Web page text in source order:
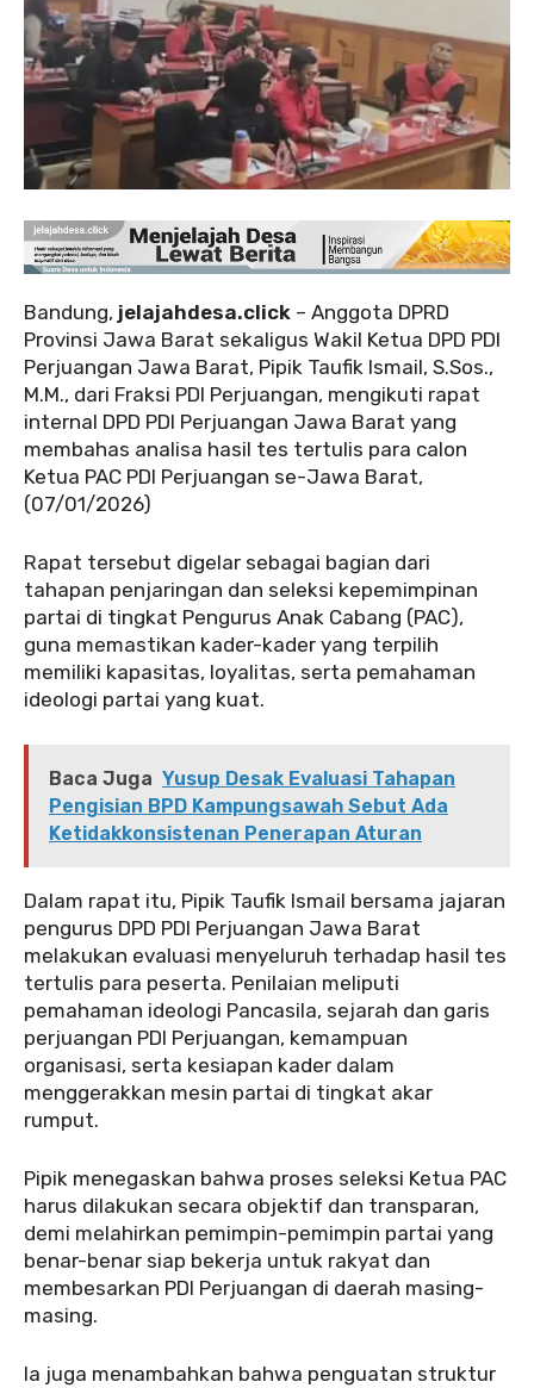
Bandung, jelajahdesa.click – Anggota DPRD
Provinsi Jawa Barat sekaligus Wakil Ketua DPD PDI
Perjuangan Jawa Barat, Pipik Taufik Ismail, S.Sos.,
M.M., dari Fraksi PDI Perjuangan, mengikuti rapat
internal DPD PDI Perjuangan Jawa Barat yang
membahas analisa hasil tes tertulis para calon
Ketua PAC PDI Perjuangan se-Jawa Barat,
(07/01/2026)
Rapat tersebut digelar sebagai bagian dari
tahapan penjaringan dan seleksi kepemimpinan
partai di tingkat Pengurus Anak Cabang (PAC),
guna memastikan kader-kader yang terpilih
memiliki kapasitas, loyalitas, serta pemahaman
ideologi partai yang kuat.
Baca Juga Yusup Desak Evaluasi Tahapan
Pengisian BPD Kampungsawah Sebut Ada
Ketidakkonsistenan Penerapan Aturan
Dalam rapat itu, Pipik Taufik Ismail bersama jajaran
pengurus DPD PDI Perjuangan Jawa Barat
melakukan evaluasi menyeluruh terhadap hasil tes
tertulis para peserta. Penilaian meliputi
pemahaman ideologi Pancasila, sejarah dan garis
perjuangan PDI Perjuangan, kemampuan
organisasi, serta kesiapan kader dalam
menggerakkan mesin partai di tingkat akar
rumput.
Pipik menegaskan bahwa proses seleksi Ketua PAC
harus dilakukan secara objektif dan transparan,
demi melahirkan pemimpin-pemimpin partai yang
benar-benar siap bekerja untuk rakyat dan
membesarkan PDI Perjuangan di daerah masing-
masing.
Ia juga menambahkan bahwa penguatan struktur